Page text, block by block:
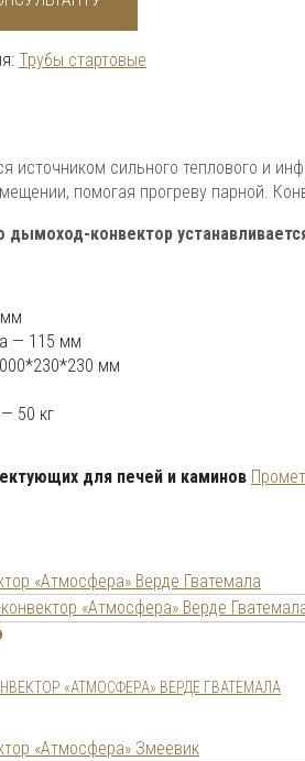
Трубы стартовые
источником сильного теплового и
помогая прогреву парной.
дымоход-конвектор
— 115 мм
мм
50 кг
для печей и каминов
«АТМОСФЕРА» ВЕРДЕ ГВАТЕМАЛА